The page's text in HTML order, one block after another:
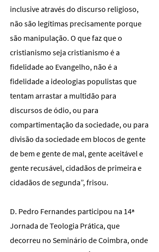
inclusive através do discurso religioso,
não são legítimas precisamente porque
são manipulação. O que faz que o
cristianismo seja cristianismo é a
fidelidade ao Evangelho, não é a
fidelidade a ideologias populistas que
tentam arrastar a multidão para
discursos de ódio, ou para
compartimentação da sociedade, ou para
divisão da sociedade em blocos de gente
de bem e gente de mal, gente aceitável e
gente recusável, cidadãos de primeira e
cidadãos de segunda”, frisou.
D. Pedro Fernandes participou na 14ª
Jornada de Teologia Prática, que
decorreu no Seminário de Coimbra, onde